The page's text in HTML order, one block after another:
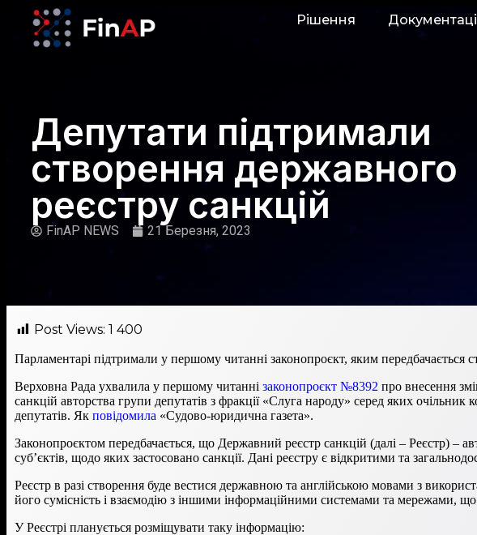
Рішення
Депутати підтримали
створення державного
реєстру санкцій
FinAP NEWS 21 Березня, 2023
Post Views: 1 400
Парламентарі підтримали у першому читанні законопроєкт, яким передбачається
Верховна Рада ухвалила у першому читанні законопроєкт №8392 про внесення
санкцій авторства групи депутатів з фракції «Слуга народу» серед яких
депутатів. Як повідомила «Судово-юридична газета».
Законопроєктом передбачається, що Державний реєстр санкцій (далі – Реєстр) –
суб’єктів, щодо яких застосовано санкції. Дані реєстру є відкритими та
Реєстр в разі створення буде вестися державною та англійською мовами з
його сумісність і взаємодію з іншими інформаційними системами та мережами,
У Реєстрі планується розміщувати таку інформацію: